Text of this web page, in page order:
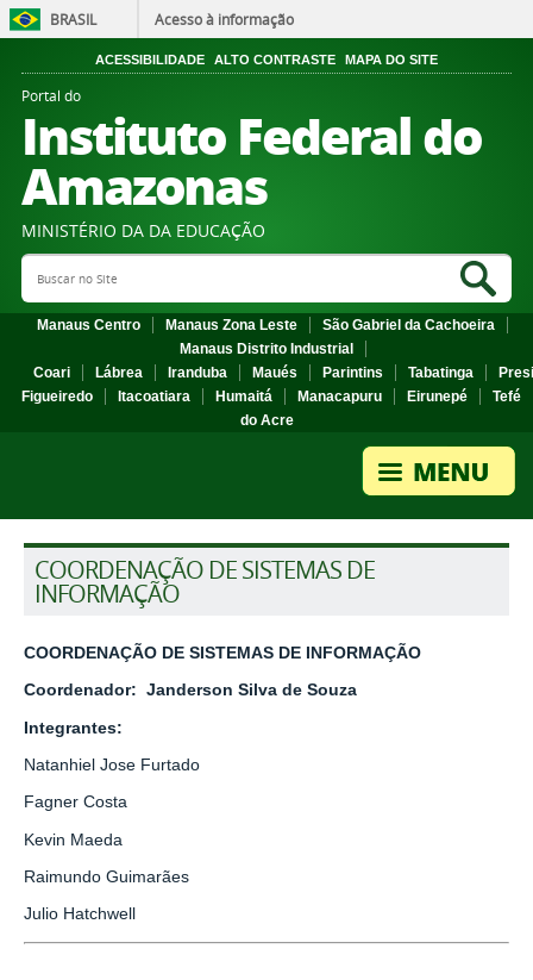
BRASIL Acesso à informação
ACESSIBILIDADE ALTO CONTRASTE MAPA DO SITE
Portal do
Instituto Federal do
Amazonas
MINISTÉRIO DA DA EDUCAÇÃO
Search Site
Manaus Centro Manaus Zona Leste
São Gabriel da Cachoeira
Manaus Distrito Industrial
Coari
Lábrea Iranduba Maués Parintins Tabatinga
Figueiredo
Itacoatiara Humaitá Manacapuru Eirunepé
Tefé
do Acre
COORDENAÇÃO DE SISTEMAS DE
INFORMAÇÃO
COORDENAÇÃO DE SISTEMAS DE INFORMAÇÃO
Coordenador: Janderson Silva de Souza
Integrantes:
Natanhiel Jose Furtado
Fagner Costa
Kevin Maeda
Raimundo Guimarães
Julio Hatchwell